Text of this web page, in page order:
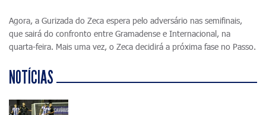
Agora, a Gurizada do Zeca espera pelo adversário nas semifinais,
que sairá do confronto entre Gramadense e Internacional, na
quarta-feira. Mais uma vez, o Zeca decidirá a próxima fase no Passo.
NOTÍCIAS